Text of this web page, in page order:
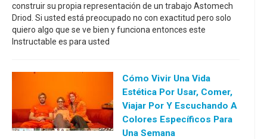
construir su propia representación de un trabajo Astomech
Driod. Si usted está preocupado no con exactitud pero solo
quiero algo que se ve bien y funciona entonces este
Instructable es para usted
Cómo Vivir Una Vida
Estética Por Usar, Comer,
Viajar Por Y Escuchando A
Colores Específicos Para
Una Semana